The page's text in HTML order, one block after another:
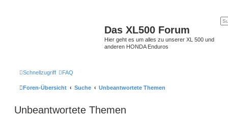
Das XL500 Forum
Hier geht es um alles zu unserer XL 500 und
anderen HONDA Enduros
Schnellzugriff FAQ
Foren-Übersicht Suche Unbeantwortete Themen
Unbeantwortete Themen